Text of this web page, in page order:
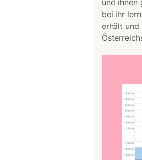
und ihnen
bei ihr
erhält und